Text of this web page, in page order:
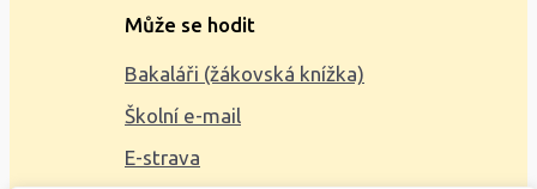
Může se hodit
Bakaláři (žákovská knížka)
Školní e-mail
E-strava